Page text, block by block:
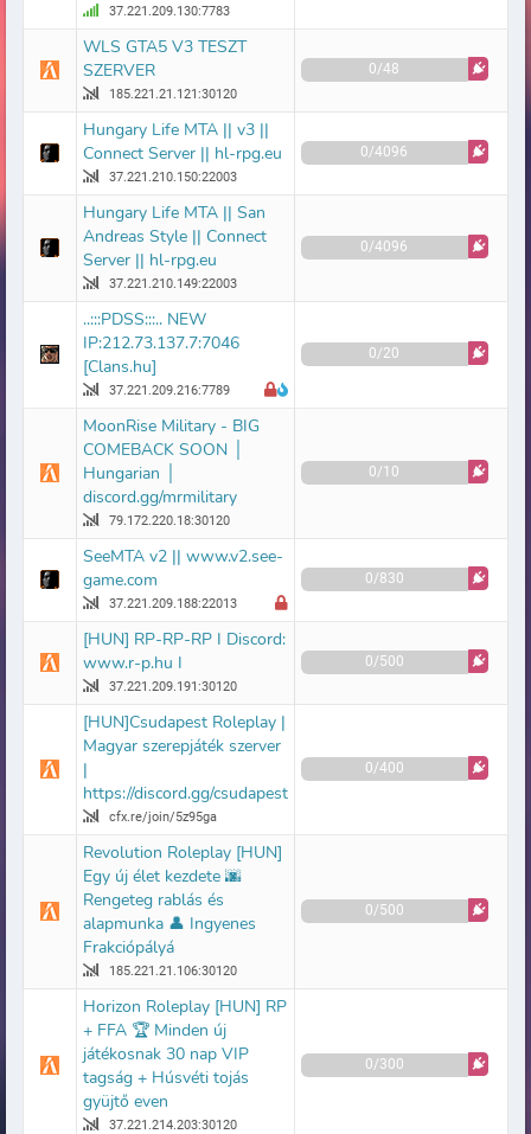
37.221.209.130:7783
WLS GTA5 V3 TESZT
SZERVER
185.221.21.121:30120
0/48
Hungary Life MTA || v3 ||
Connect Server || hl-rpg.eu
37.221.210.150:22003
0/4096
Hungary Life MTA || San
Andreas Style || Connect
Server || hl-rpg.eu
37.221.210.149:22003
0/4096
..:::PDSS:::.. NEW
IP:212.73.137.7:7046
[Clans.hu]
37.221.209.216:7789
0/20
MoonRise Military - BIG
COMEBACK SOON │
Hungarian │
discord.gg/mrmilitary
79.172.220.18:30120
0/10
SeeMTA v2 || www.v2.see-
game.com
37.221.209.188:22013
0/830
[HUN] RP-RP-RP I Discord:
www.r-p.hu I
37.221.209.191:30120
0/500
[HUN]Csudapest Roleplay |
Magyar szerepjáték szerver
|
https://discord.gg/csudapest
cfx.re/join/5z95ga
0/400
Revolution Roleplay [HUN]
Egy új élet kezdete 🌆
Rengeteg rablás és
alapmunka 👤 Ingyenes
Frakciópályá
185.221.21.106:30120
0/500
Horizon Roleplay [HUN] RP
+ FFA 🏆 Minden új
játékosnak 30 nap VIP
tagság + Húsvéti tojás
gyüjtő even
37.221.214.203:30120
0/300